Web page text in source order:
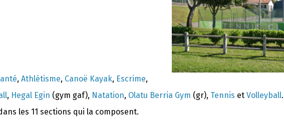
, Athlétisme, Canoë Kayak, Escrime,
, Hegal Egin (gym gaf), Natation, Olatu Berria Gym (gr), Tennis et Volleyball.
les 11 sections qui la composent.